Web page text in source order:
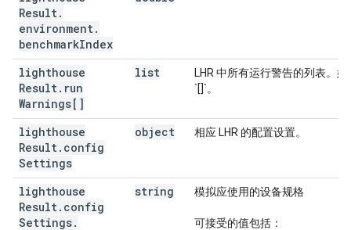
Result.
environment.
benchmarkIndex
lighthouse
Result. run
Warnings[]
list
LHR 中所有运行警告的列表。
`[]`。
lighthouse
Result. config
Settings
object 相应 LHR 的配置设置。
lighthouse
Result. config
Settings.
string 模拟应使用的设备规格
可接受的值包括：